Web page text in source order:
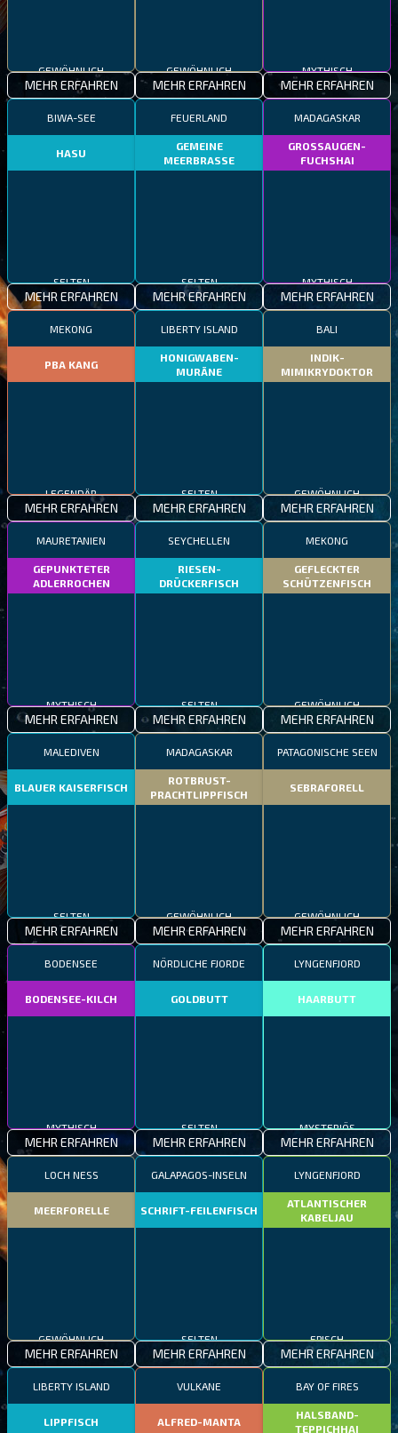
MEHR ERFAHREN MEHR ERFAHREN MEHR ERFAHREN
BIWA-SEE
HASU
MEHR ERFAHREN
FEUERLAND
GEMEINE
MEERBRASSE
MEHR ERFAHREN
MADAGASKAR
GROSSAUGEN-
FUCHSHAI
MEHR ERFAHREN
MEKONG
PBA KANG
MEHR ERFAHREN
LIBERTY ISLAND
HONIGWABEN-
MURÄNE
MEHR ERFAHREN
BALI
INDIK-
MIMIKRYDOKTOR
MEHR ERFAHREN
MAURETANIEN
GEPUNKTETER
ADLERROCHEN
MEHR ERFAHREN
SEYCHELLEN
RIESEN-
DRÜCKERFISCH
MEHR ERFAHREN
MEKONG
GEFLECKTER
SCHÜTZENFISCH
MEHR ERFAHREN
MALEDIVEN
BLAUER KAISERFISCH
MEHR ERFAHREN
MADAGASKAR
ROTBRUST-
PRACHTLIPPFISCH
MEHR ERFAHREN
PATAGONISCHE SEEN
SEBRAFORELL
MEHR ERFAHREN
BODENSEE
BODENSEE-KILCH
MEHR ERFAHREN
NÖRDLICHE FJORDE
GOLDBUTT
MEHR ERFAHREN
LYNGENFJORD
HAARBUTT
MEHR ERFAHREN
LOCH NESS
MEERFORELLE
MEHR ERFAHREN
GALAPAGOS-INSELN
SCHRIFT-FEILENFISCH
MEHR ERFAHREN
LYNGENFJORD
ATLANTISCHER
KABELJAU
MEHR ERFAHREN
LIBERTY ISLAND
LIPPFISCH
VULKANE
ALFRED-MANTA
BAY OF FIRES
HALSBAND-
TEPPICHHAI